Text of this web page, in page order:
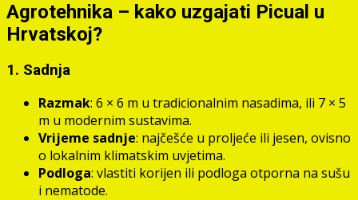
Agrotehnika – kako uzgajati Picual u
Hrvatskoj?
1. Sadnja
Razmak: 6 × 6 m u tradicionalnim nasadima, ili 7 × 5
m u modernim sustavima.
Vrijeme sadnje: najčešće u proljeće ili jesen, ovisno
o lokalnim klimatskim uvjetima.
Podloga: vlastiti korijen ili podloga otporna na sušu
i nematode.